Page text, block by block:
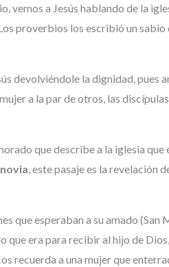
vemos a Jesús hablando de la
proverbios los escribió un
devolviéndole la dignidad, pues
a la par de otros, las
que describe a la iglesia
, este pasaje es la revelación
que esperaban a su amado (San
era para recibir al hijo de
recuerda a una mujer que